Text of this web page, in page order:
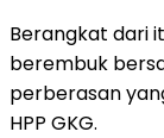
Berangkat dari
berembuk
perberasan
HPP GKG.